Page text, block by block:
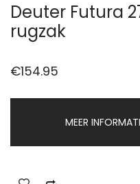
Deuter Futura
rugzak
€154.95
MEER